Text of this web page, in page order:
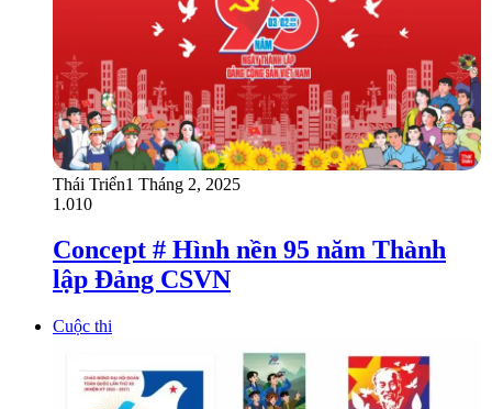
Thái Triển1 Tháng 2, 2025
1.010
Concept # Hình nền 95 năm Thành
lập Đảng CSVN
Cuộc thi